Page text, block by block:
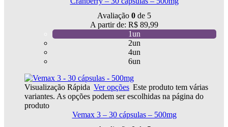
Avaliação 0 de 5
A partir de: R$ 89,99
1un
2un
4un
6un
Visualização Rápida Ver opções Este produto tem várias
variantes. As opções podem ser escolhidas na página do
produto
Vemax 3 – 30 cápsulas – 500mg